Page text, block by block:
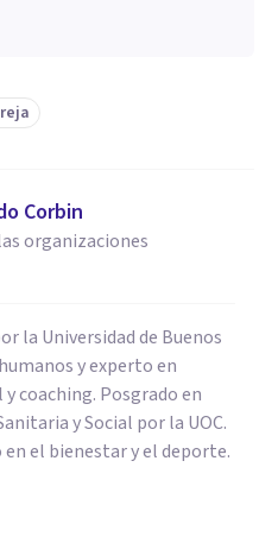
Corbin
organizaciones
la Universidad de Buenos
y experto en
coaching. Posgrado en
y Social por la UOC.
el bienestar y el deporte.